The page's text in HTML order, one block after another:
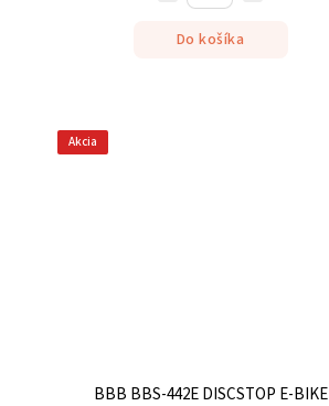
Do košíka
Akcia
BBB BBS-442E DISCSTOP E-BIKE